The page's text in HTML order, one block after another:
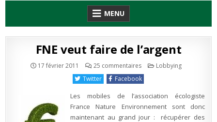
MENU
FNE veut faire de l’argent
17 février 2011 25 commentairessur
veut
faire
l’argent
Publié
Lobbying
Twitter
Facebook
Les mobiles de l’association écologiste
France Nature Environnement sont donc
maintenant au grand jour : récupérer des